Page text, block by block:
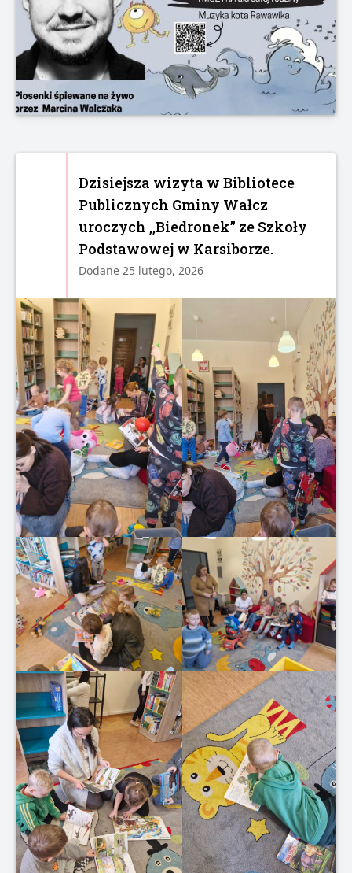
Dzisiejsza wizyta w Bibliotece
Publicznych Gminy Wałcz
uroczych ,,Biedronek” ze Szkoły
Podstawowej w Karsiborze.
Dodane 25 lutego, 2026